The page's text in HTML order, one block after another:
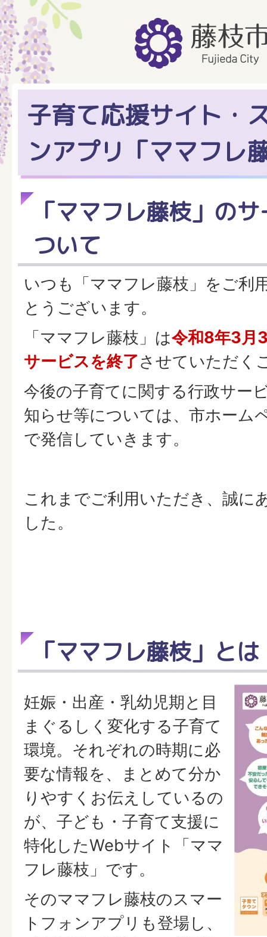
子育て応援サイト・
ンアプリ「ママフレ
「ママフレ藤枝」の
ついて
いつも「ママフレ藤枝」をご利
とうございます。
「ママフレ藤枝」は令和8年3月
サービスを終了させていただく
今後の子育てに関する行政サー
知らせ等については、市ホーム
で発信していきます。
これまでご利用いただき、誠に
した。
「ママフレ藤枝」とは
妊娠・出産・乳幼児期と目
まぐるしく変化する子育て
環境。それぞれの時期に必
要な情報を、まとめて分か
りやすくお伝えしているの
が、子ども・子育て支援に
特化したWebサイト「ママ
フレ藤枝」です。
そのママフレ藤枝のスマー
トフォンアプリも登場し、